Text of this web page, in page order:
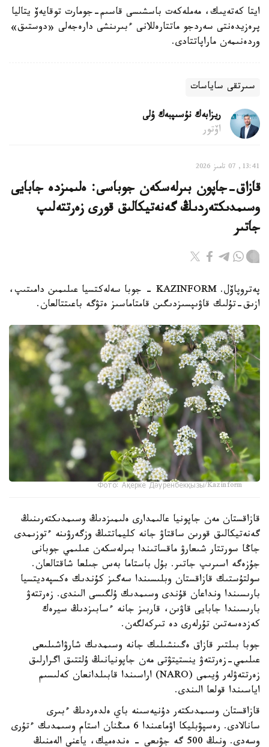
ايتا كەتەيىك، مەملەكەت باسشىسى قاسىم-جومارت توقايەۆ يتاليا
پرەزيدەنتى سەردجو ماتتارەللانى ءبىرىنشى دارەجەلى «دوستىق»
وردەنىمەن ماراپاتتادى.
سىرتقى ساياسات
ريزابەك نۇسىپبەك ۇلى
اۆتور
13:41, 07 تامىز 2026
قازاق-جاپون بىرلەسكەن جوباسى: ەلىمىزدە جابايى
وسىمدىكتەردىڭ گەنەتيكالىق قورى زەرتتەلىپ
جاتىر
پەتروپاۆل. KAZINFORM - جوبا سەلەكتسيا عىلىمىن دامىتىپ،
ازىق-تۇلىك قاۋىپسىزدىگىن قامتاماسىز ەتۋگە باعىتتالعان.
Фото: Ақерке Дәуренбекқызы/Kazinform
قازاقستان مەن جاپونيا عالىمدارى ەلىمىزدىڭ وسىمدىكتەرىنىڭ
گەنەتيكالىق قورىن ساقتاۋ جانە كليماتتىڭ وزگەرۋىنە ءتوزىمدى
جاڭا سورتتار شىعارۋ ماقساتىندا بىرلەسكەن عىلىمي جوبانى
جۇزەگە اسىرىپ جاتىر. بۇل باستاما بەس جىلعا شاقتالعان.
سولتۇستىك قازاقستان وبلىسىندا سەگىز كۇندىك ەكسپەديتسيا
بارىسىندا ونداعان قۇندى وسىمدىك ۇلگىسى الىندى. زەرتتەۋ
بارىسىندا جابايى قاۋىن، قاربىز جانە ءسابىزدىڭ سيرەك
كەزدەسەتىن تۇرلەرى دە تىركەلگەن.
جوبا بىلتىر قازاق ەگىنشىلىك جانە وسىمدىك شارۋاشىلىعى
عىلىمي-زەرتتەۋ ينستيتۋتى مەن جاپونيانىڭ ۇلتتىق اگرارلىق
زەرتتەۋلەر ۇيىمى (NARO) اراسىندا قابىلدانعان كەلىسىم
اياسىندا قولعا الىندى.
قازاقستان وسىمدىكتەر دۇنيەسىنە باي ەلدەردىڭ ءبىرى
سانالادى. رەسپۋبليكا اۋماعىندا 6 مىڭنان استام وسىمدىك ءتۇرى
وسەدى. ونىڭ 500 گە جۋىعى - ەندەميك، ياعني الەمنىڭ